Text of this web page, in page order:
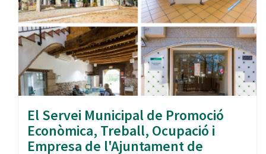
El Servei Municipal de Promoció
Econòmica, Treball, Ocupació i
Empresa de l'Ajuntament de